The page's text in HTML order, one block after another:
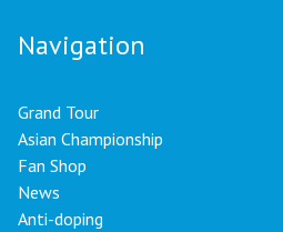
Navigation
Grand Tour
Asian Championship
Fan Shop
News
Anti-doping